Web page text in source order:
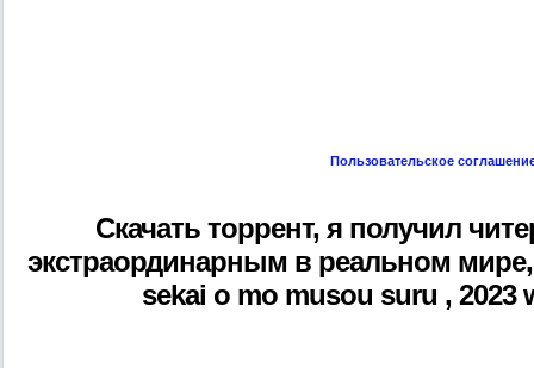
Пользовательское
Скачать торрент, я получил
экстраординарным в реальном
sekai o mo musou suru , 2023